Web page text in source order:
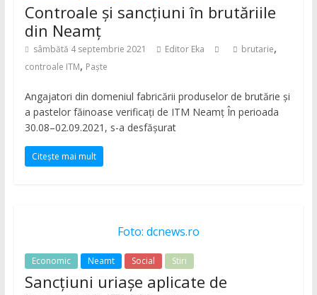
Controale și sancțiuni în brutăriile
din Neamț
sâmbătă 4 septembrie 2021 Editor Eka brutarie,
controale ITM, Paște
Angajatori din domeniul fabricării produselor de brutărie şi
a pastelor făinoase verificaţi de ITM Neamţ În perioada
30.08–02.09.2021, s-a desfăşurat
Citește mai mult
Foto: dcnews.ro
Economic Neamt Social Stiri
Sancțiuni uriașe aplicate de